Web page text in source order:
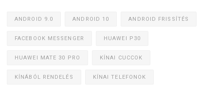
ANDROID 9.0 ANDROID 10 ANDROID FRISSÍTÉS
FACEBOOK MESSENGER HUAWEI P30
HUAWEI MATE 30 PRO KÍNAI CUCCOK
KÍNÁBÓL RENDELÉS KÍNAI TELEFONOK